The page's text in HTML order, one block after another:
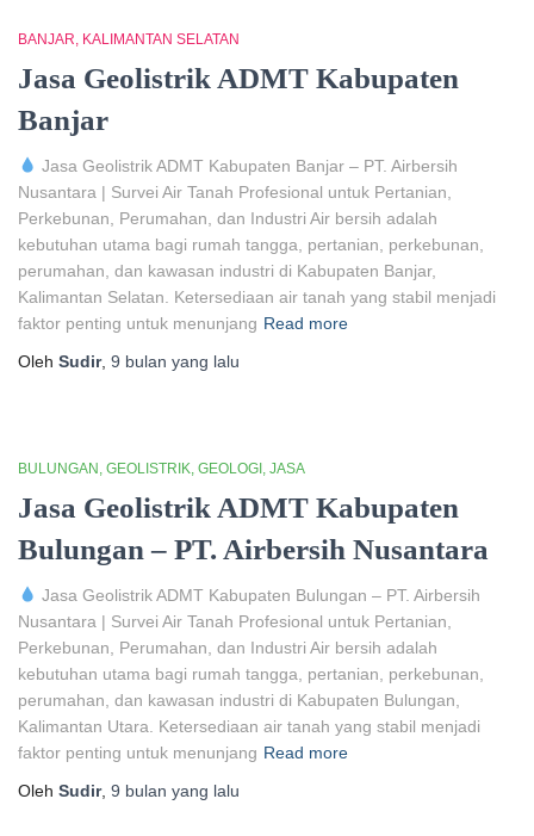
BANJAR KALIMANTAN SELATAN
Jasa Geolistrik ADMT Kabupaten
Banjar
Jasa Geolistrik ADMT Kabupaten Banjar – PT. Airbersih
Nusantara | Survei Air Tanah Profesional untuk Pertanian,
Perkebunan, Perumahan, dan Industri Air bersih adalah
kebutuhan utama bagi rumah tangga, pertanian, perkebunan,
perumahan, dan kawasan industri di Kabupaten Banjar,
Kalimantan Selatan. Ketersediaan air tanah yang stabil menjadi
faktor penting untuk menunjang Read more
Oleh Sudir, 9 bulan yang lalu
BULUNGAN GEOLISTRIK GEOLOGI JASA
Jasa Geolistrik ADMT Kabupaten
Bulungan – PT. Airbersih Nusantara
Jasa Geolistrik ADMT Kabupaten Bulungan – PT. Airbersih
Nusantara | Survei Air Tanah Profesional untuk Pertanian,
Perkebunan, Perumahan, dan Industri Air bersih adalah
kebutuhan utama bagi rumah tangga, pertanian, perkebunan,
perumahan, dan kawasan industri di Kabupaten Bulungan,
Kalimantan Utara. Ketersediaan air tanah yang stabil menjadi
faktor penting untuk menunjang Read more
Oleh Sudir, 9 bulan yang lalu